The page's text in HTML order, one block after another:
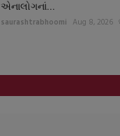
એનાલોગનાં...
saurashtrabhoomi Aug 8, 2026